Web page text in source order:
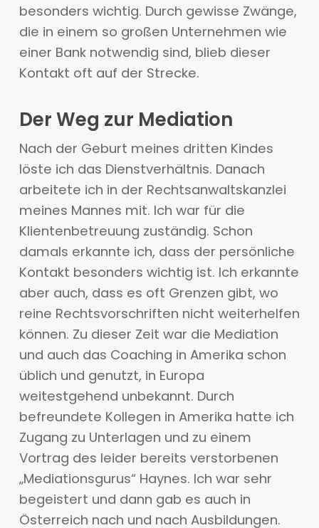
besonders wichtig. Durch gewisse Zwänge,
die in einem so großen Unternehmen wie
einer Bank notwendig sind, blieb dieser
Kontakt oft auf der Strecke.
Der Weg zur Mediation
Nach der Geburt meines dritten Kindes
löste ich das Dienstverhältnis. Danach
arbeitete ich in der Rechtsanwaltskanzlei
meines Mannes mit. Ich war für die
Klientenbetreuung zuständig. Schon
damals erkannte ich, dass der persönliche
Kontakt besonders wichtig ist. Ich erkannte
aber auch, dass es oft Grenzen gibt, wo
reine Rechtsvorschriften nicht weiterhelfen
können. Zu dieser Zeit war die Mediation
und auch das Coaching in Amerika schon
üblich und genutzt, in Europa
weitestgehend unbekannt. Durch
befreundete Kollegen in Amerika hatte ich
Zugang zu Unterlagen und zu einem
Vortrag des leider bereits verstorbenen
„Mediationsgurus“ Haynes. Ich war sehr
begeistert und dann gab es auch in
Österreich nach und nach Ausbildungen.